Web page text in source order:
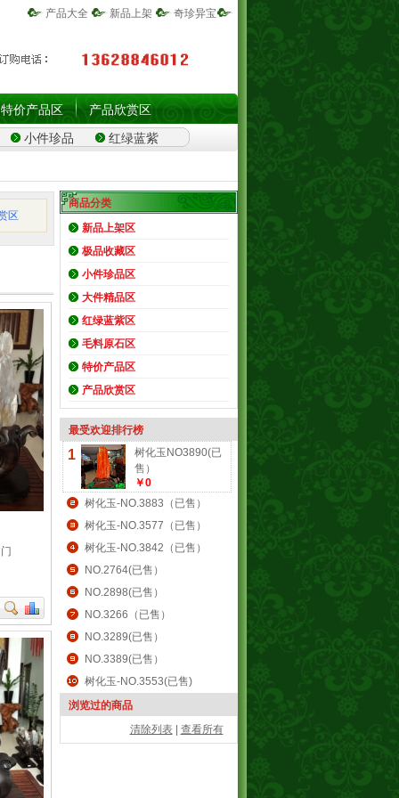
产品大全 新品上架 奇珍异宝
特价产品区
产品欣赏区
小件珍品
红绿蓝紫
商品分类
新品上架区
极品收藏区
小件珍品区
大件精品区
红绿蓝紫区
毛料原石区
特价产品区
产品欣赏区
最受欢迎排行榜
1
树化玉NO3890(已
售）
￥0
树化玉-NO.3883（已售）
树化玉-NO.3577（已售）
树化玉-NO.3842（已售）
NO.2764(已售）
NO.2898(已售）
NO.3266（已售）
NO.3289(已售）
NO.3389(已售）
树化玉-NO.3553(已售)
浏览过的商品
清除列表| 查看所有
区